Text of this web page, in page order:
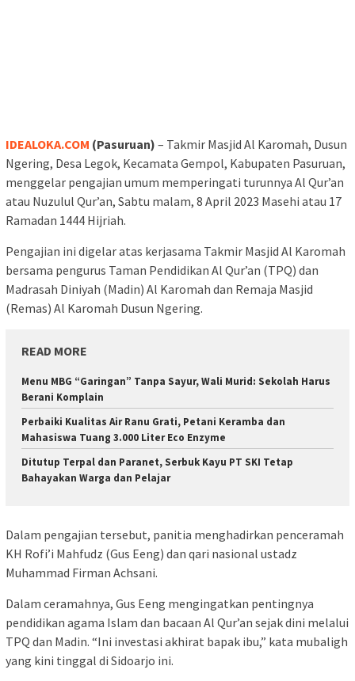
IDEALOKA.COM (Pasuruan) – Takmir Masjid Al Karomah, Dusun
Ngering, Desa Legok, Kecamata Gempol, Kabupaten Pasuruan,
menggelar pengajian umum memperingati turunnya Al Qur’an
atau Nuzulul Qur’an, Sabtu malam, 8 April 2023 Masehi atau 17
Ramadan 1444 Hijriah.
Pengajian ini digelar atas kerjasama Takmir Masjid Al Karomah
bersama pengurus Taman Pendidikan Al Qur’an (TPQ) dan
Madrasah Diniyah (Madin) Al Karomah dan Remaja Masjid
(Remas) Al Karomah Dusun Ngering.
READ MORE
Menu MBG “Garingan” Tanpa Sayur, Wali Murid: Sekolah Harus
Berani Komplain
Perbaiki Kualitas Air Ranu Grati, Petani Keramba dan
Mahasiswa Tuang 3.000 Liter Eco Enzyme
Ditutup Terpal dan Paranet, Serbuk Kayu PT SKI Tetap
Bahayakan Warga dan Pelajar
Dalam pengajian tersebut, panitia menghadirkan penceramah
KH Rofi’i Mahfudz (Gus Eeng) dan qari nasional ustadz
Muhammad Firman Achsani.
Dalam ceramahnya, Gus Eeng mengingatkan pentingnya
pendidikan agama Islam dan bacaan Al Qur’an sejak dini melalui
TPQ dan Madin. “Ini investasi akhirat bapak ibu,” kata mubaligh
yang kini tinggal di Sidoarjo ini.